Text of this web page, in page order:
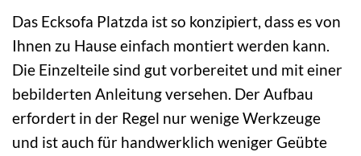
Das Ecksofa Platzda ist so konzipiert, dass es von
Ihnen zu Hause einfach montiert werden kann.
Die Einzelteile sind gut vorbereitet und mit einer
bebilderten Anleitung versehen. Der Aufbau
erfordert in der Regel nur wenige Werkzeuge
und ist auch für handwerklich weniger Geübte